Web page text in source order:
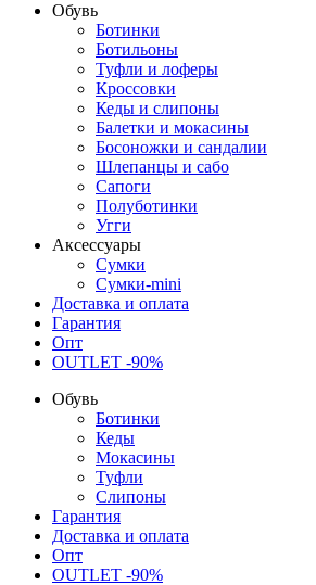
Обувь
Ботинки
Ботильоны
Туфли и лоферы
Кроссовки
Кеды и слипоны
Балетки и мокасины
Босоножки и сандалии
Шлепанцы и сабо
Сапоги
Полуботинки
Угги
Аксессуары
Сумки
Сумки-mini
Доставка и оплата
Гарантия
Опт
OUTLET -90%
Обувь
Ботинки
Кеды
Мокасины
Туфли
Слипоны
Гарантия
Доставка и оплата
Опт
OUTLET -90%